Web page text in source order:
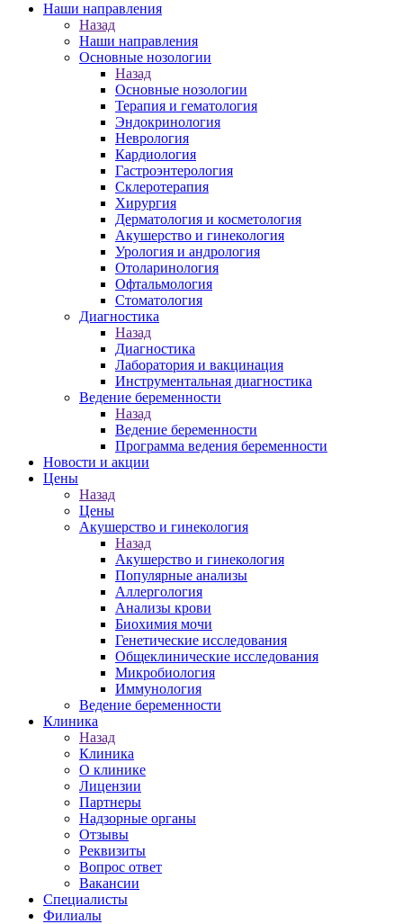
Наши направления
Назад
Наши направления
Основные нозологии
Назад
Основные нозологии
Терапия и гематология
Эндокринология
Неврология
Кардиология
Гастроэнтерология
Склеротерапия
Хирургия
Дерматология и косметология
Акушерство и гинекология
Урология и андрология
Отоларинология
Офтальмология
Стоматология
Диагностика
Назад
Диагностика
Лаборатория и вакцинация
Инструментальная диагностика
Ведение беременности
Назад
Ведение беременности
Программа ведения беременности
Новости и акции
Цены
Назад
Цены
Акушерство и гинекология
Назад
Акушерство и гинекология
Популярные анализы
Аллергология
Анализы крови
Биохимия мочи
Генетические исследования
Общеклинические исследования
Микробиология
Иммунология
Ведение беременности
Клиника
Назад
Клиника
О клинике
Лицензии
Партнеры
Надзорные органы
Отзывы
Реквизиты
Вопрос ответ
Вакансии
Специалисты
Филиалы